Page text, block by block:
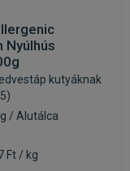
Nyúlhús
kutyáknak
/ Alutálca
Ft / kg